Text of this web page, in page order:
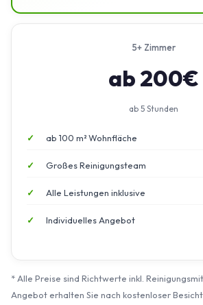
5+ Zimmer
ab 200€
ab 5 Stunden
ab 100 m² Wohnfläche
Großes Reinigungsteam
Alle Leistungen inklusive
Individuelles Angebot
* Alle Preise sind Richtwerte inkl.
Angebot erhalten Sie nach kostenloser